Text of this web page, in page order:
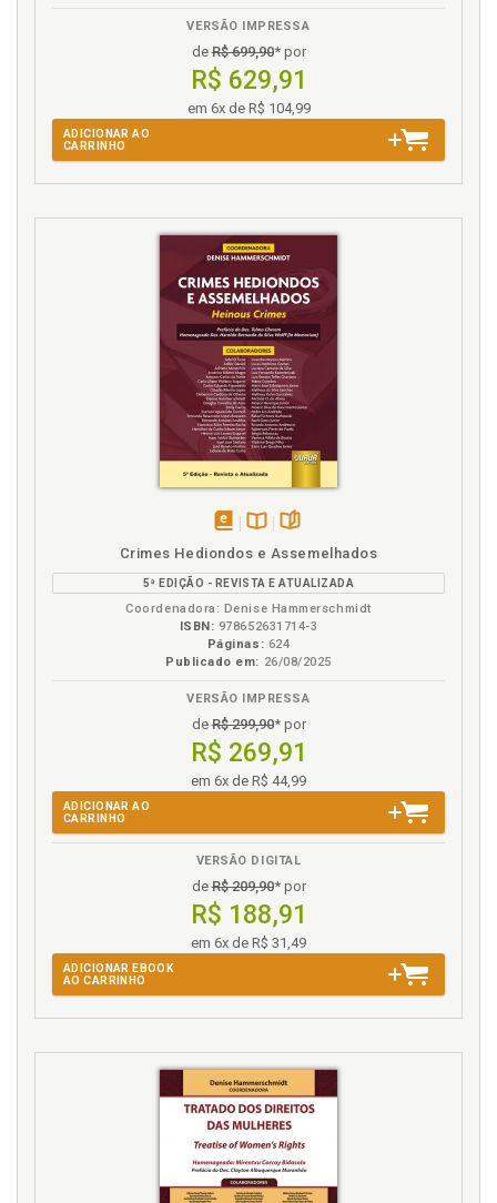
VERSÃO IMPRESSA
deR$ 699,90* por
R$ 629,91
em 6x de R$ 104,99
ADICIONAR AO
CARRINHO
eBookB.V.
Crimes Hediondos e Assemelhados
5ª EDIÇÃO - REVISTA E ATUALIZADA
Coordenadora: Denise Hammerschmidt
ISBN: 978652631714-3
Páginas: 624
Publicado em: 26/08/2025
VERSÃO IMPRESSA
deR$ 299,90* por
R$ 269,91
em 6x de R$ 44,99
ADICIONAR AO
CARRINHO
VERSÃO DIGITAL
deR$ 209,90* por
R$ 188,91
em 6x de R$ 31,49
ADICIONAR EBOOK
AO CARRINHO